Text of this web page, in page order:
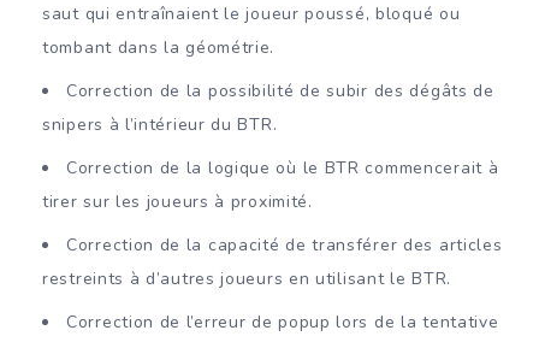
saut qui entraînaient le joueur poussé, bloqué ou
tombant dans la géométrie.
Correction de la possibilité de subir des dégâts de
snipers à l’intérieur du BTR.
Correction de la logique où le BTR commencerait à
tirer sur les joueurs à proximité.
Correction de la capacité de transférer des articles
restreints à d’autres joueurs en utilisant le BTR.
Correction de l’erreur de popup lors de la tentative